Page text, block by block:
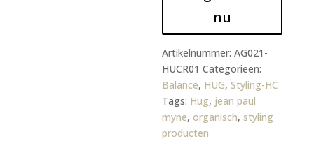
nu
Artikelnummer:AG021-
HUCR01 Categorieën:
Balance, HUG,Styling-HC
Tags: Hug, jean paul
myne,organisch, styling
producten